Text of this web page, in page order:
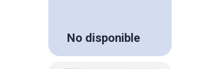
No disponible